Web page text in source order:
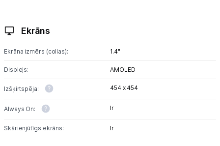
Ekrāns
Ekrāna izmērs (collas): 1.4"
Displejs: AMOLED
Izšķirtspēja: 454 x 454
Always On: Ir
Skārienjūtīgs ekrāns: Ir